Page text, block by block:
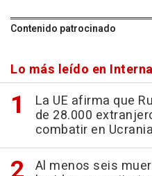
Contenido patrocinado
Lo más leído en
La UE afirma que
de 28.000
combatir en Ucrania
Al menos seis